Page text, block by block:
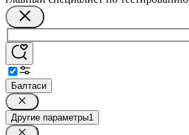
Балтаси
Другие параметры1